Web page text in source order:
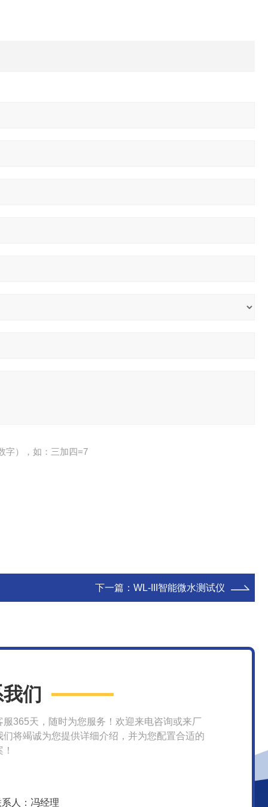
字），如：三加四=7
下一篇： WL-III智能微水测试仪
们
服365天，随时为您服务！欢迎来电咨询或来厂
们将竭诚为您提供详细介绍，并为您配置合适的
人：冯经理